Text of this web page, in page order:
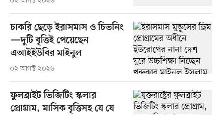
চাকরি ছেড়ে ইরাসমাস ও চিভনিং
—দুটি বৃত্তিই পেয়েছেন
এআইইউবির মাইনুল
০২ আগস্ট ২০২৬
ফুলব্রাইট ভিজিটিং স্কলার
প্রোগ্রাম, মাসিক বৃত্তিসহ যে যে